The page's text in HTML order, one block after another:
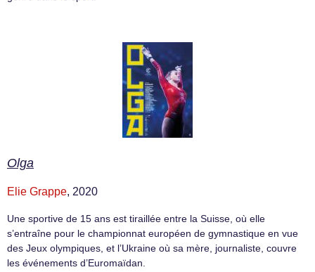
Olga
Elie Grappe, 2020
Une sportive de 15 ans est tiraillée entre la Suisse, où elle
s’entraîne pour le championnat européen de gymnastique en vue
des Jeux olympiques, et l’Ukraine où sa mère, journaliste, couvre
les événements d’Euromaïdan.